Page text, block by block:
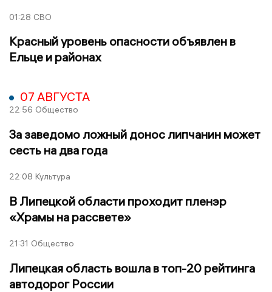
01:28 СВО
Красный уровень опасности объявлен в
Ельце и районах
07 АВГУСТА
22:56 Общество
За заведомо ложный донос липчанин может
сесть на два года
22:08 Культура
В Липецкой области проходит пленэр
«Храмы на рассвете»
21:31 Общество
Липецкая область вошла в топ-20 рейтинга
автодорог России